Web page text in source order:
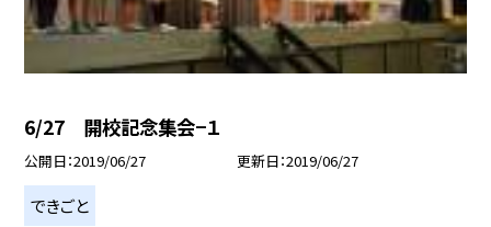
6/27 開校記念集会−１
公開日 2019/06/27 更新日 2019/06/27
できごと